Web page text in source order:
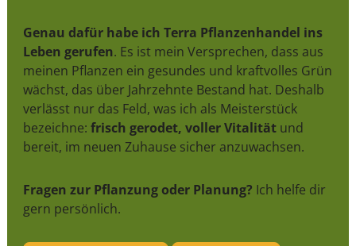
Genau dafür habe ich Terra Pflanzenhandel ins
Leben gerufen. Es ist mein Versprechen, dass aus
meinen Pflanzen ein gesundes und kraftvolles Grün
wächst, das über Jahrzehnte Bestand hat. Deshalb
verlässt nur das Feld, was ich als Meisterstück
bezeichne: frisch gerodet, voller Vitalitätund
bereit, im neuen Zuhause sicher anzuwachsen.
Fragen zur Pflanzung oder Planung? Ich helfe dir
gern persönlich.